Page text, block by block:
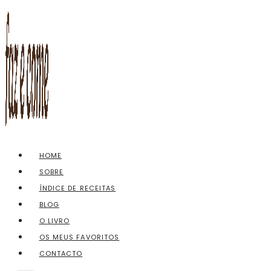
Skip
to
content
HOME
SOBRE
ÍNDICE DE RECEITAS
BLOG
O LIVRO
OS MEUS FAVORITOS
CONTACTO